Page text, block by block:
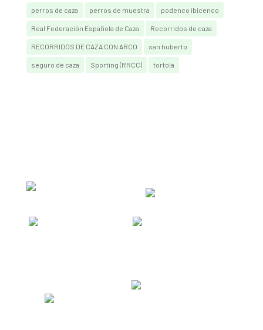
perros de caza perros de muestra podenco ibicenco
Real Federación Española de Caza Recorridos de caza
RECORRIDOS DE CAZA CON ARCO san huberto
seguro de caza Sporting (RRCC) tortola